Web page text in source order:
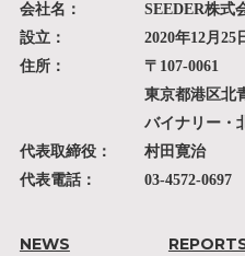
会社名：
SEEDER株式
設立：
2020年12月25
住所：
〒107-0061
東京都港区北
バイナリー・
代表取締役：
村田寛治
代表電話：
03-4572-0697
NEWS